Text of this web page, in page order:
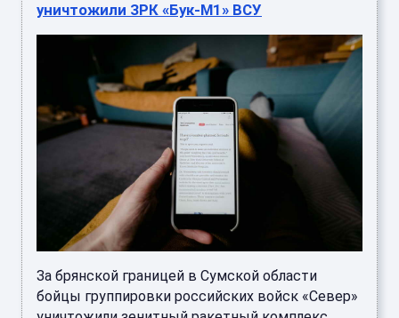
уничтожили ЗРК «Бук-М1» ВСУ
За брянской границей в Сумской области
бойцы группировки российских войск «Север»